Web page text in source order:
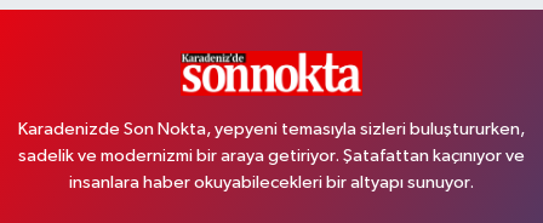
Karadenizde Son Nokta, yepyeni temasıyla sizleri buluştururken,
sadelik ve modernizmi bir araya getiriyor. Şatafattan kaçınıyor ve
insanlara haber okuyabilecekleri bir altyapı sunuyor.